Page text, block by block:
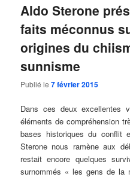
Aldo Sterone
faits méconnus
origines du
sunnisme
Publié le7 février 2015
Dans ces deux excellentes
éléments de compréhension
bases historiques du conflit
Sterone nous ramène aux
restait encore quelques
surnommés « les gens de la